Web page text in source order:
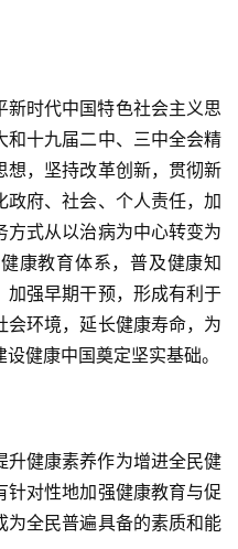
新时代中国特色社会主义思
和十九届二中、三中全会精
想，坚持改革创新，贯彻新
政府、社会、个人责任，加
式从以治病为中心转变为
康教育体系，普及健康知
加强早期干预，形成有利于
环境，延长健康寿命，为
健康中国奠定坚实基础。
升健康素养作为增进全民健
针对性地加强健康教育与促
为全民普遍具备的素质和能